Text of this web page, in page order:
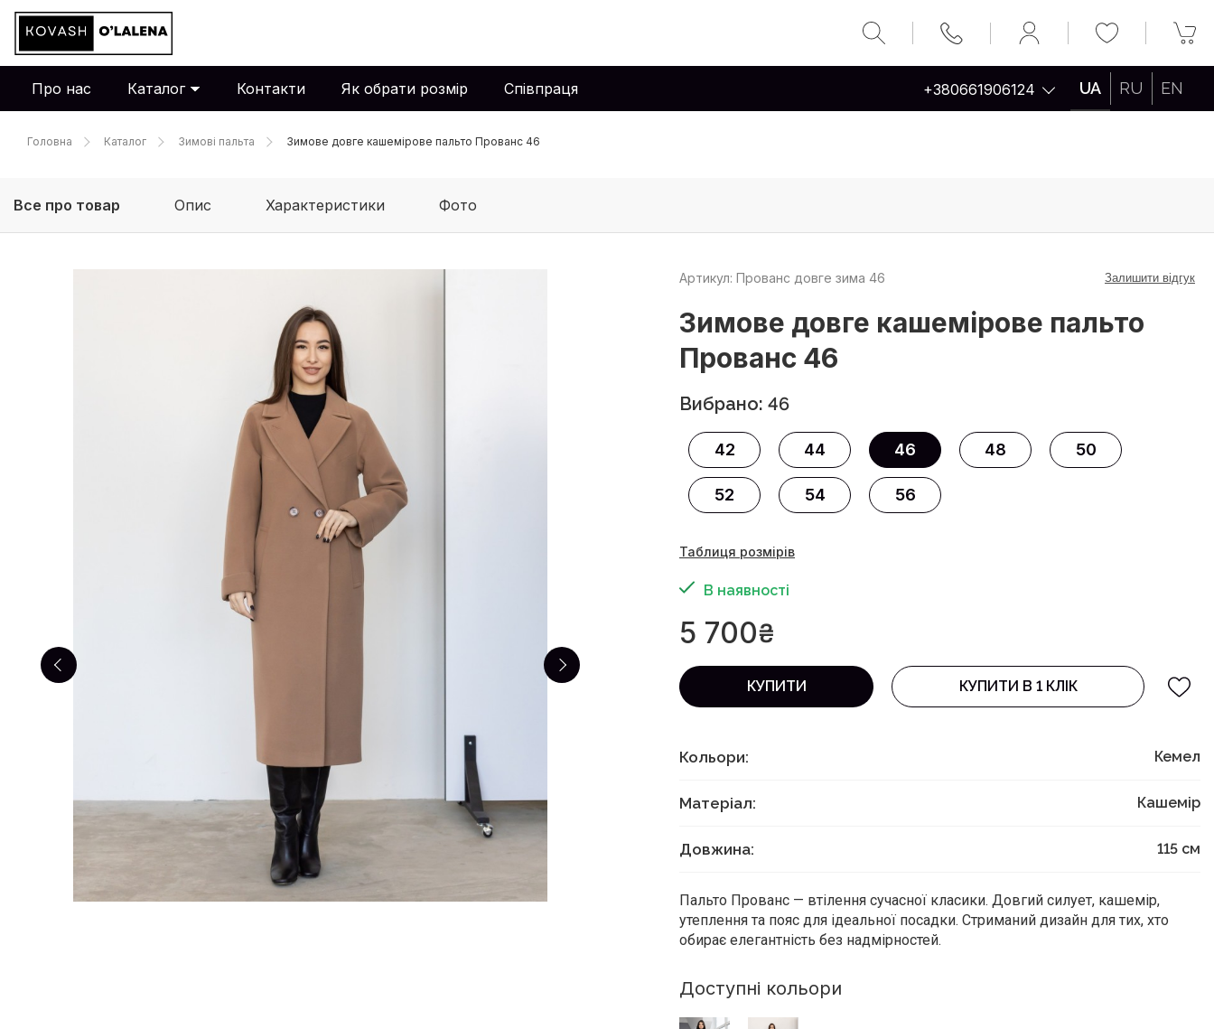
Про нас Каталог Контакти Як обрати розмір Співпраця +380661906124 UA RU EN
Головна Каталог Зимові пальта Зимове довге кашемірове пальто Прованс 46
Все про товар Опис Характеристики Фото
Артикул: Прованс довге зима 46 Залишити відгук
Зимове довге кашемірове пальто
Прованс 46
Вибрано: 46
42 44 46 48 50
52 54 56
Таблиця розмірів
В наявності
5 700₴
КУПИТИ КУПИТИ В 1 КЛІК
Кольори: Кемел
Матеріал: Кашемір
Довжина: 115 см
Пальто Прованс — втілення сучасної класики. Довгий силует, кашемір,
утеплення та пояс для ідеальної посадки. Стриманий дизайн для тих, хто
обирає елегантність без надмірностей.
Доступні кольори